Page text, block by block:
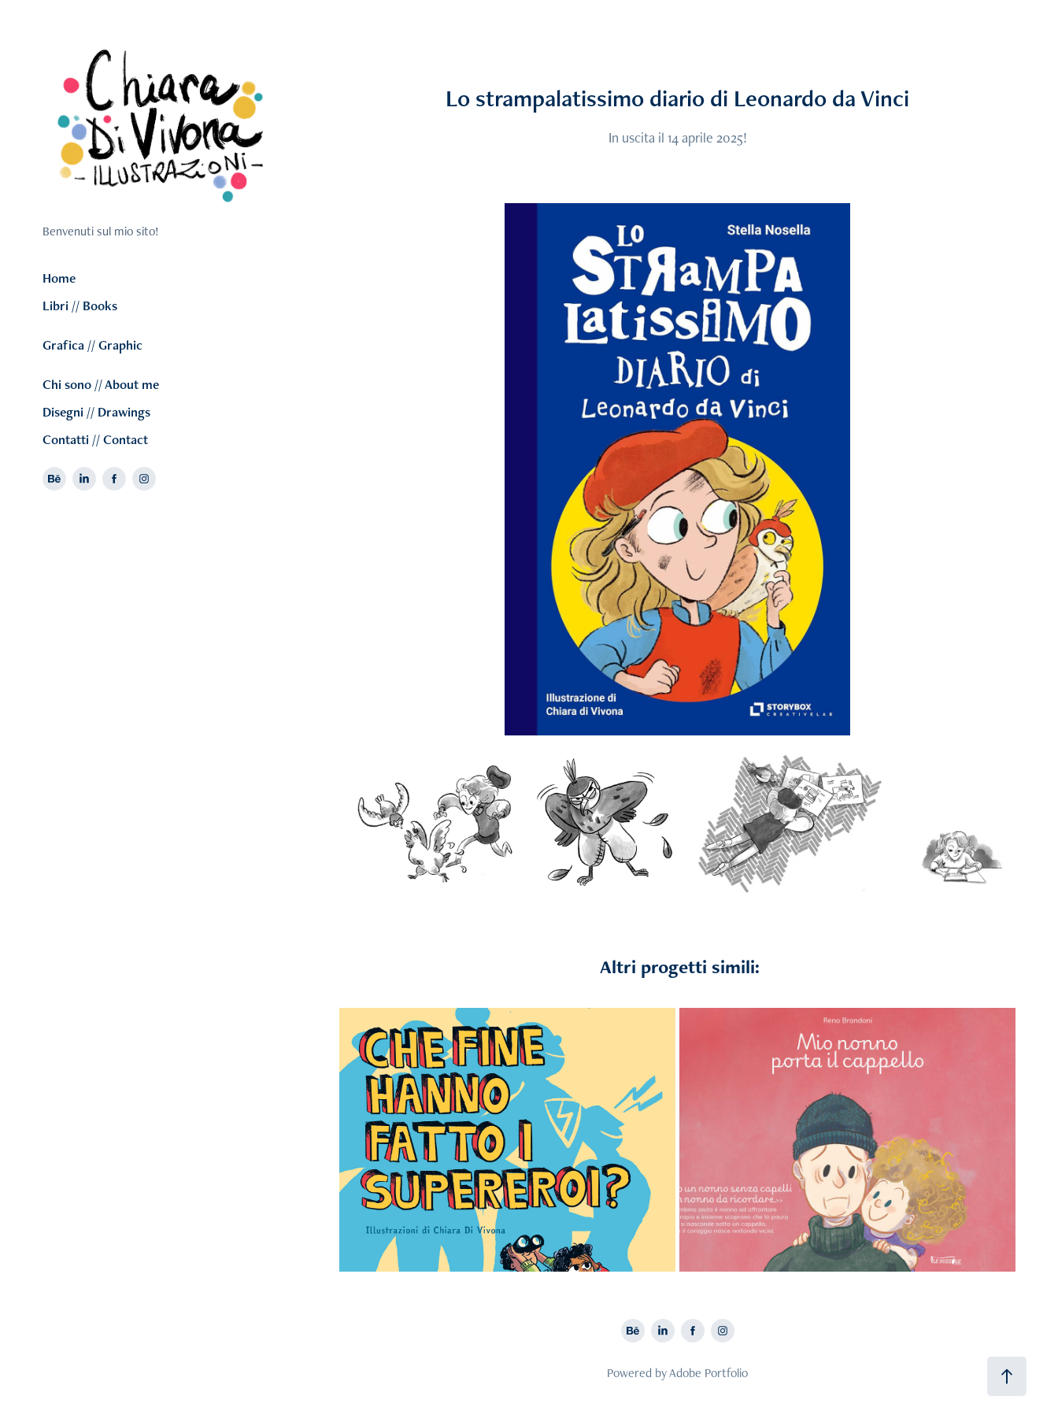
Benvenuti sul mio sito!
Home
Libri // Books
Grafica // Graphic
Chi sono // About me
Disegni // Drawings
Contatti // Contact
Lo strampalatissimo diario di Leonardo da Vinci
In uscita il 14 aprile 2025!
Altri progetti simili:
2025
Che fine hanno fatto i supereroi?
2026
Mio nonno porta il cappello
Powered byAdobe Portfolio